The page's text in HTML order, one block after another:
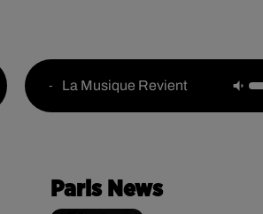
- La Musique Revient
Paris News